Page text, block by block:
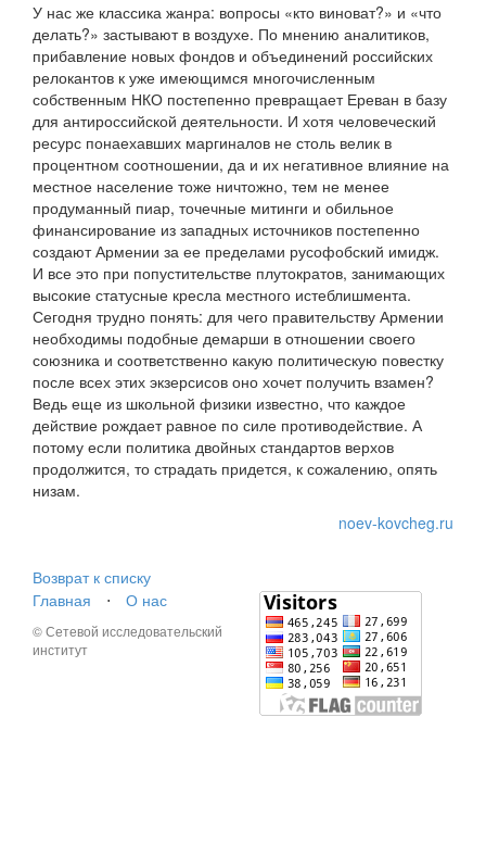
У нас же классика жанра: вопросы «кто виноват?» и «что
делать?» застывают в воздухе. По мнению аналитиков,
прибавление новых фондов и объединений российских
релокантов к уже имеющимся многочисленным
собственным НКО постепенно превращает Ереван в базу
для антироссийской деятельности. И хотя человеческий
ресурс понаехавших маргиналов не столь велик в
процентном соотношении, да и их негативное влияние на
местное население тоже ничтожно, тем не менее
продуманный пиар, точечные митинги и обильное
финансирование из западных источников постепенно
создают Армении за ее пределами русофобский имидж.
И все это при попустительстве плутократов, занимающих
высокие статусные кресла местного истеблишмента.
Сегодня трудно понять: для чего правительству Армении
необходимы подобные демарши в отношении своего
союзника и соответственно какую политическую повестку
после всех этих экзерсисов оно хочет получить взамен?
Ведь еще из школьной физики известно, что каждое
действие рождает равное по силе противодействие. А
потому если политика двойных стандартов верхов
продолжится, то страдать придется, к сожалению, опять
низам.
noev-kovcheg.ru
Возврат к списку
Главная
⋅ О нас
© Сетевой исследовательский
институт